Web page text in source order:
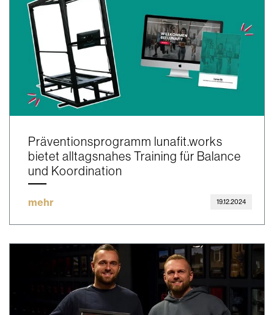
Präventionsprogramm lunafit.works
bietet alltagsnahes Training für Balance
und Koordination
mehr 19.12.2024